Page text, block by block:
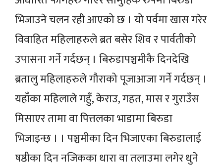
भिजाउने चलन रही आएको छ । यो पर्वमा खास गरेर
विवाहित महिलाहरुले ब्रत बसेर शिव र पार्वतीको
उपासना गर्ने गर्दछन् । बिरुडापञ्चमीकै दिनदेखि
ब्रतालु महिलाहरुले गौराको पूजाआजा गर्ने गर्दछन् ।
यहाँका महिलाले गहुँ, केराउ, गहत, मास र गुराउँस
मिसाएर तामा वा पित्तलका भाडामा बिरुडा
भिजाइन्छ । । पञ्चमीका दिन भिजाएका बिरुडालाई
षष्ठीका दिन नजिकका धारा वा तलाउमा लगेर धुने